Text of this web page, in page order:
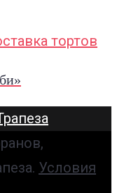
Условия